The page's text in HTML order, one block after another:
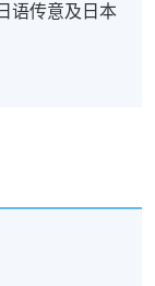
语传意及日本